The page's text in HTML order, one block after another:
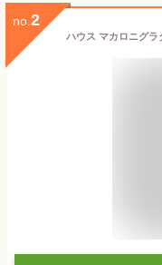
no. 2